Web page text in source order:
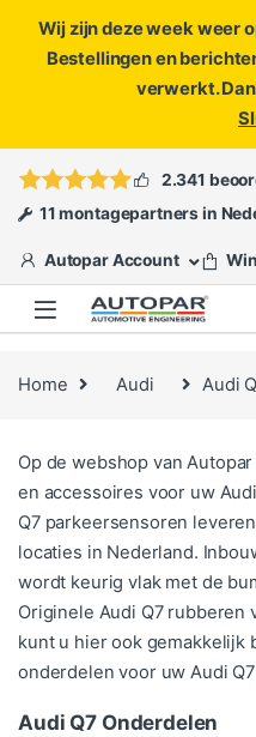
Wij zijn deze week weer
Bestellingen en
verwerkt.
of
2.341
11 montagepartners in
Autopar Account
Home Audi Audi
Op de webshop van
en accessoires voor uw
Q7 parkeersensoren
locaties in Nederland.
wordt keurig vlak met de
Originele Audi Q7 rubberen
kunt u hier ook gemakkelijk
onderdelen voor uw Audi
Audi Q7 Onderdelen